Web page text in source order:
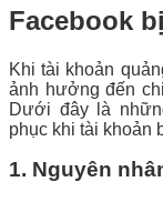
Facebook
Khi tài khoản
ảnh hưởng đến
Dưới đây là
phục khi tài khoản
1. Nguyên